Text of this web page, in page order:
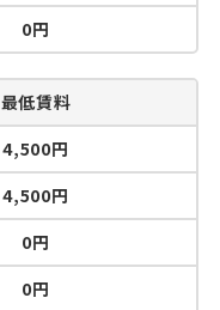
0円
最低賃料
4,500円
4,500円
0円
0円